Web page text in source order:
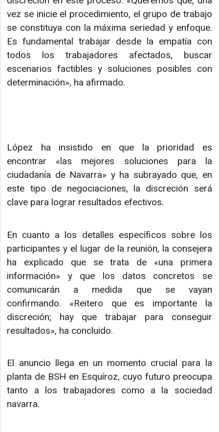
vez se inicie el procedimiento, el grupo de trabajo
se constituya con la máxima seriedad y enfoque.
Es fundamental trabajar desde la empatía con
todos los trabajadores afectados, buscar
escenarios factibles y soluciones posibles con
determinación», ha afirmado.
López ha insistido en que la prioridad es
encontrar «las mejores soluciones para la
ciudadanía de Navarra» y ha subrayado que, en
este tipo de negociaciones, la discreción será
clave para lograr resultados efectivos.
En cuanto a los detalles específicos sobre los
participantes y el lugar de la reunión, la consejera
ha explicado que se trata de «una primera
información» y que los datos concretos se
comunicarán a medida que se vayan
confirmando. «Reitero que es importante la
discreción; hay que trabajar para conseguir
resultados», ha concluido.
El anuncio llega en un momento crucial para la
planta de BSH en Esquíroz, cuyo futuro preocupa
tanto a los trabajadores como a la sociedad
navarra.